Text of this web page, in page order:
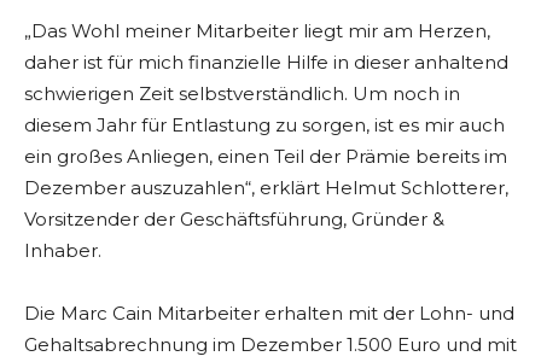
„Das Wohl meiner Mitarbeiter liegt mir am Herzen,
daher ist für mich finanzielle Hilfe in dieser anhaltend
schwierigen Zeit selbstverständlich. Um noch in
diesem Jahr für Entlastung zu sorgen, ist es mir auch
ein großes Anliegen, einen Teil der Prämie bereits im
Dezember auszuzahlen“, erklärt Helmut Schlotterer,
Vorsitzender der Geschäftsführung, Gründer &
Inhaber.
Die Marc Cain Mitarbeiter erhalten mit der Lohn- und
Gehaltsabrechnung im Dezember 1.500 Euro und mit